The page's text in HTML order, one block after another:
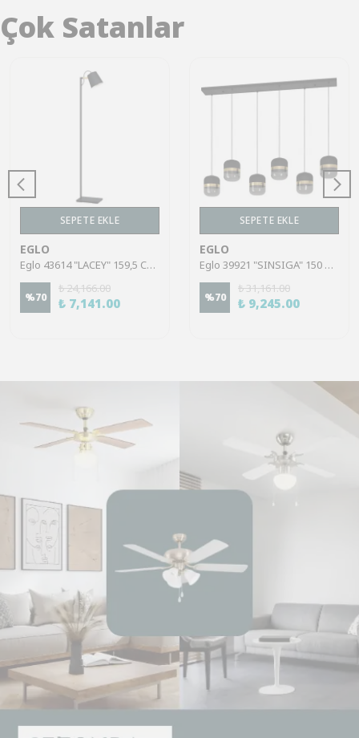
Çok Satanlar
SEPETE EKLE
EGLO
Eglo 43614 "LACEY" 159,5 Cm Yüksekliğinde Çelik, Ahşap Köşe Lambası Lambader
%70
₺ 24,166.00
₺ 7,141.00
SEPETE EKLE
EGLO
Eglo 39921 "SINSIGA" 150 Cm Yüksekliğinde Çelik Siyah Sarkıt Avize
%70
₺ 31,161.00
₺ 9,245.00